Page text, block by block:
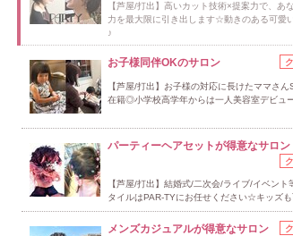
【芦屋/打出】高いカット技術×提案力で、あ
力を最大限に引き出します☆動きのある可愛
♪
お子様同伴OKのサロン
【芦屋/打出】お子様の対応に長けたママさん
在籍◎小学校高学年からは一人美容室デビュ
パーティーヘアセットが得意なサロン
【芦屋/打出】結婚式/二次会/ライブ/イベント
タイルはPAR‐TYにお任せください☆キッズ
メンズカジュアルが得意なサロン